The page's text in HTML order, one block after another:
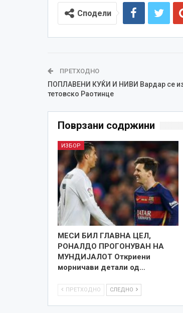
Сподели
ПРЕТХОДНО
ПОПЛАВЕНИ КУЌИ И НИВИ Вардар се
тетовско Раотинце
Поврзани содржини
ИЗБОР
МЕСИ БИЛ ГЛАВНА ЦЕЛ,
РОНАЛДО ПРОГОНУВАН НА
МУНДИЈАЛОТ Откриени
морничави детали од…
ПРЕТХОДНО СЛЕДНО